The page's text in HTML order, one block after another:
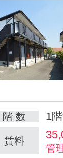
階 数 1階
賃料
管